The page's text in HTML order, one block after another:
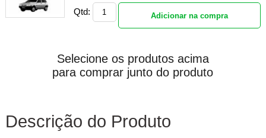
Qtd:
Adicionar na compra
Selecione os produtos acima
para comprar junto do produto
Descrição do Produto